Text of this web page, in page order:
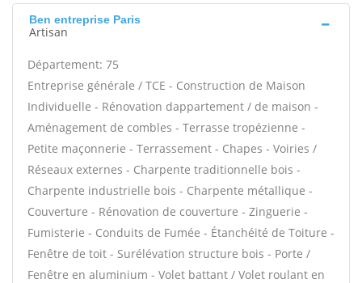
Ben entreprise Paris
Artisan
Département: 75
Entreprise générale / TCE - Construction de Maison
Individuelle - Rénovation dappartement / de maison -
Aménagement de combles - Terrasse tropézienne -
Petite maçonnerie - Terrassement - Chapes - Voiries /
Réseaux externes - Charpente traditionnelle bois -
Charpente industrielle bois - Charpente métallique -
Couverture - Rénovation de couverture - Zinguerie -
Fumisterie - Conduits de Fumée - Étanchéité de Toiture -
Fenêtre de toit - Surélévation structure bois - Porte /
Fenêtre en aluminium - Volet battant / Volet roulant en